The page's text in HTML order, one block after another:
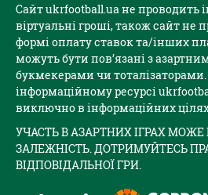
Сайт ukrfootball.ua не проводить
віртуальні гроші, також сайт не
формі оплату ставок та/інших
можуть бути пов’язані з
букмекерами чи
інформаційному ресурсі
виключно в інформаційних
УЧАСТЬ В АЗАРТНИХ ІГРАХ
ЗАЛЕЖНІСТЬ. ДОТРИМУЙТЕСЬ
ВІДПОВІДАЛЬНОЇ ГРИ.